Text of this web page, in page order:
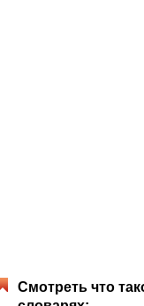
Смотреть что